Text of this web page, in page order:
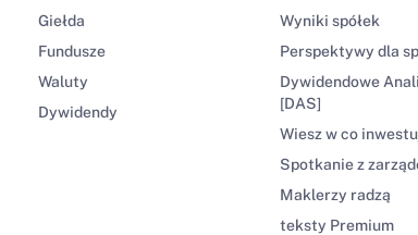
Giełda
Fundusze
Waluty
Dywidendy
Wyniki spółek
Perspektywy dla
Dywidendowe
[DAS]
Wiesz w co
Spotkanie z
Maklerzy radzą
teksty Premium